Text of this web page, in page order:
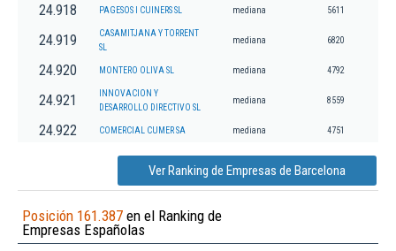
24.918 PAGESOS I CUINERS SL mediana 5611
24.919
CASAMITJANA Y TORRENT
SL
mediana 6820
24.920 MONTERO OLIVA SL mediana 4792
24.921
INNOVACION Y
DESARROLLO DIRECTIVO SL
mediana 8559
24.922 COMERCIAL CUMER SA mediana 4751
Ver Ranking de Empresas de Barcelona
Posición 161.387 en el Ranking de
Empresas Españolas